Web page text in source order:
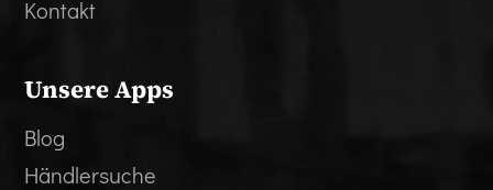
Kontakt
Unsere Apps
Blog
Händlersuche